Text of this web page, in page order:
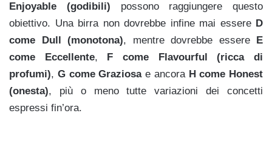
Enjoyable (godibili) possono raggiungere questo
obiettivo. Una birra non dovrebbe infine mai essereD
come Dull (monotona), mentre dovrebbe essere
E
come Eccellente,
F come Flavourful (ricca di
profumi), G come Graziosae ancora H come Honest
(onesta), più o meno tutte variazioni dei concetti
espressi fin’ora.